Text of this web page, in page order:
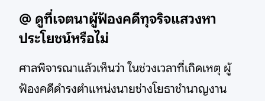
@ ดูที่เจตนาผู้ฟ้องคดีทุจริจแสวงหา
ประโยชน์หรือไม่
ศาลพิจารณาแล้วเห็นว่า ในช่วงเวลาที่เกิดเหตุ ผู้
ฟ้องคดีดำรงตำแหน่งนายช่างโยธาชำนาญงาน